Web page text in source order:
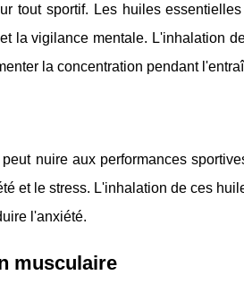
tout sportif. Les huiles
la vigilance mentale. L'inhalation
la concentration pendant
nuire aux performances
et le stress. L'inhalation de ces
l'anxiété.
musculaire